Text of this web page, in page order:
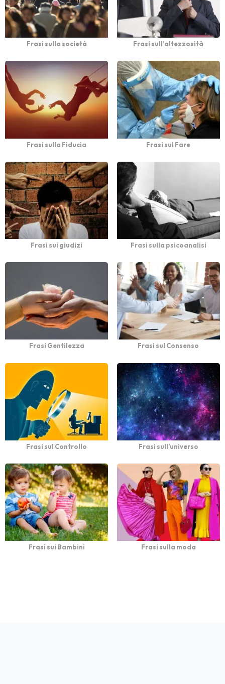
Frasi sulla società Frasi sull’altezzosità
Frasi sulla Fiducia Frasi sul Fare
Frasi sui giudizi Frasi sulla psicoanalisi
Frasi Gentilezza Frasi sul Consenso
Frasi sul Controllo Frasi sull’universo
Frasi sui Bambini Frasi sulla moda